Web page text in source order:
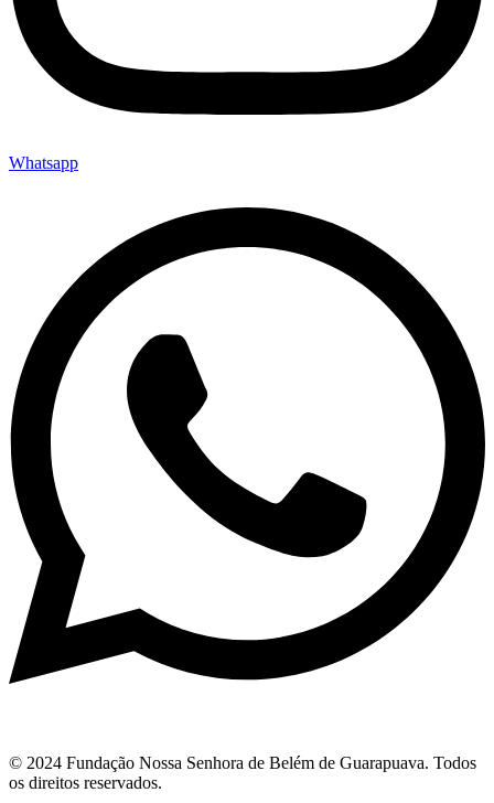
Whatsapp
© 2024 Fundação Nossa Senhora de Belém de Guarapuava. Todos
os direitos reservados.